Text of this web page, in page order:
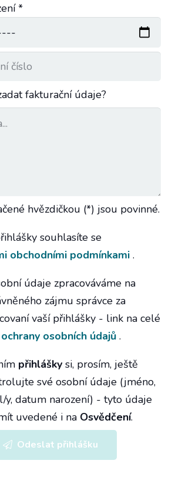
*
fakturační údaje?
hvězdičkou (*) jsou povinné.
souhlasíte se
obchodními podmínkami .
údaje zpracováváme na
zájmu správce za
vaší přihlášky - link na celé
osobních údajů .
přihlášky si, prosím, ještě
své osobní údaje (jméno,
y, datum narození) - tyto údaje
uvedené i na Osvědčení.
Odeslat přihlášku